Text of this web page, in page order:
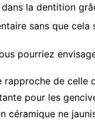
la dentition
sans que
pourriez
rapproche de celle
pour les
céramique ne